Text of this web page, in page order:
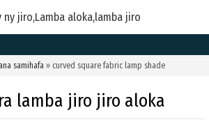
samihafa » curved square fabric lamp shade
lamba jiro jiro aloka